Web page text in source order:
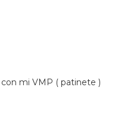
con mi VMP ( patinete )